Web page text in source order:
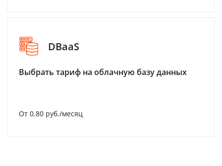
DBaaS
Выбрать тариф на облачную базу данных
От 0.80 руб./месяц